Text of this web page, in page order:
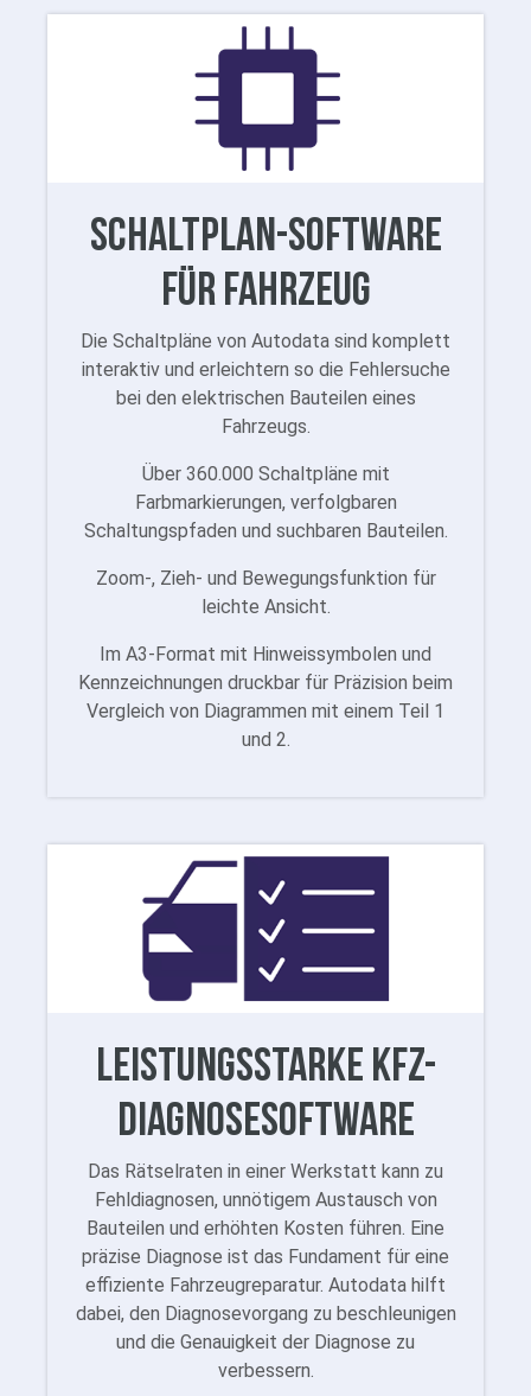
Schaltplan-Software
für Fahrzeug
Die Schaltpläne von Autodata sind komplett
interaktiv und erleichtern so die Fehlersuche
bei den elektrischen Bauteilen eines
Fahrzeugs.
Über 360.000 Schaltpläne mit
Farbmarkierungen, verfolgbaren
Schaltungspfaden und suchbaren Bauteilen.
Zoom-, Zieh- und Bewegungsfunktion für
leichte Ansicht.
Im A3-Format mit Hinweissymbolen und
Kennzeichnungen druckbar für Präzision beim
Vergleich von Diagrammen mit einem Teil 1
und 2.
Leistungsstarke Kfz-
Diagnosesoftware
Das Rätselraten in einer Werkstatt kann zu
Fehldiagnosen, unnötigem Austausch von
Bauteilen und erhöhten Kosten führen. Eine
präzise Diagnose ist das Fundament für eine
effiziente Fahrzeugreparatur. Autodata hilft
dabei, den Diagnosevorgang zu beschleunigen
und die Genauigkeit der Diagnose zu
verbessern.